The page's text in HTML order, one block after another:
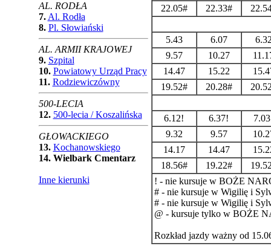
AL. RODŁA
7. Al. Rodła
8. Pl. Słowiański
AL. ARMII KRAJOWEJ
9. Szpital
10. Powiatowy Urząd Pracy
11. Rodziewiczówny
500-LECIA
12. 500-lecia / Koszalińska
GŁOWACKIEGO
13. Kochanowskiego
14. Wielbark Cmentarz
Inne kierunki
22.05#
22.33#
5.43 6.07
9.57
10.27
14.47
15.22
19.52#
20.28#
6.12! 6.37!
9.32
9.57
14.17
14.47
18.56#
19.22#
! - nie kursuje w BOŻE
# - nie kursuje w Wigilię i
# - nie kursuje w Wigilię i
@ - kursuje tylko w BOŻE
Rozkład jazdy ważny od